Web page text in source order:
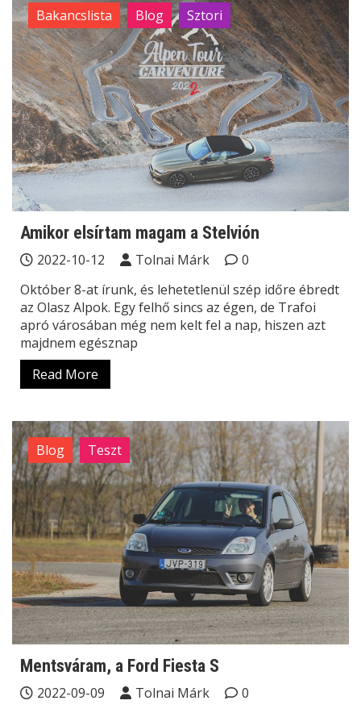
Bakancslista Blog Sztori
Amikor elsírtam magam a Stelvión
2022-10-12 Tolnai Márk
0
Október 8-at írunk, és lehetetlenül szép időre ébredt
az Olasz Alpok. Egy felhő sincs az égen, de Trafoi
apró városában még nem kelt fel a nap, hiszen azt
majdnem egésznap
Read More
Blog Teszt
Mentsváram, a Ford Fiesta S
2022-09-09 Tolnai Márk
0